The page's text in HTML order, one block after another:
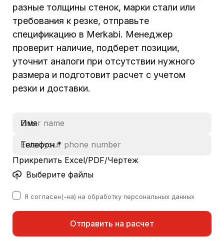
разные толщины стенок, марки стали или
требования к резке, отправьте
спецификацию в Merkabi. Менеджер
проверит наличие, подберет позиции,
уточнит аналоги при отсутствии нужного
размера и подготовит расчет с учетом
резки и доставки.
Имя
Телефон *
Прикрепить Excel/PDF/Чертеж
Выберите файлы
Отправить на расчет
Я согласен(-на) на обработку персональных данных